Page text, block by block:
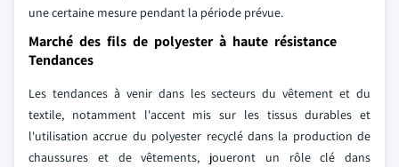
une certaine mesure pendant la période prévue.
Marché des fils de polyester à haute résistance
Tendances
Les tendances à venir dans les secteurs du vêtement et du
textile, notamment l'accent mis sur les tissus durables et
l'utilisation accrue du polyester recyclé dans la production de
chaussures et de vêtements, joueront un rôle clé dans